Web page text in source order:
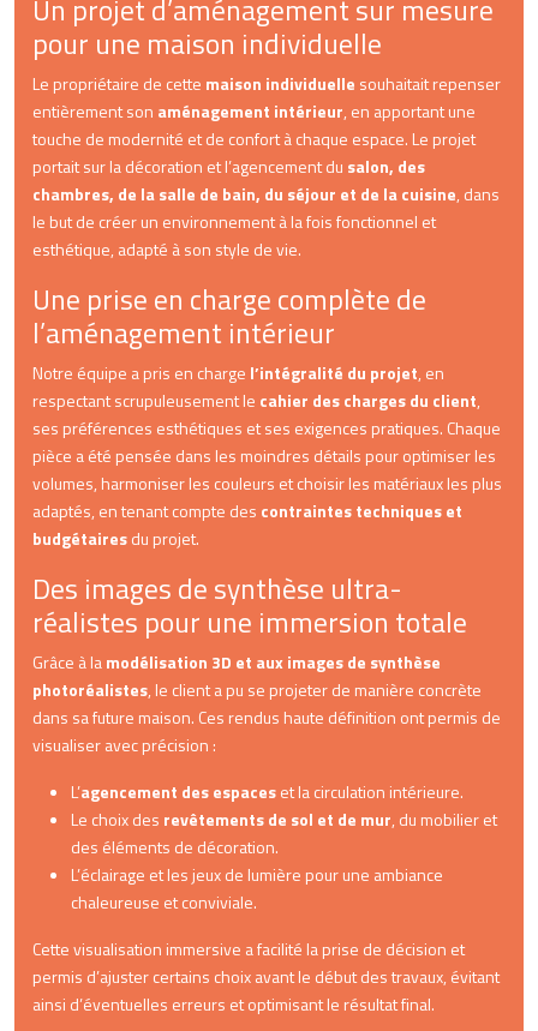
Un projet d’aménagement sur mesure
pour une maison individuelle
Le propriétaire de cette maison individuelle souhaitait repenser
entièrement son aménagement intérieur, en apportant une
touche de modernité et de confort à chaque espace. Le projet
portait sur la décoration et l’agencement du salon, des
chambres, de la salle de bain, du séjour et de la cuisine, dans
le but de créer un environnement à la fois fonctionnel et
esthétique, adapté à son style de vie.
Une prise en charge complète de
l’aménagement intérieur
Notre équipe a pris en charge l’intégralité du projet, en
respectant scrupuleusement le cahier des charges du client,
ses préférences esthétiques et ses exigences pratiques. Chaque
pièce a été pensée dans les moindres détails pour optimiser les
volumes, harmoniser les couleurs et choisir les matériaux les plus
adaptés, en tenant compte des contraintes techniques et
budgétairesdu projet.
Des images de synthèse ultra-
réalistes pour une immersion totale
Grâce à lamodélisation 3D et aux images de synthèse
photoréalistes, le client a pu se projeter de manière concrète
dans sa future maison. Ces rendus haute définition ont permis de
visualiser avec précision :
L’agencement des espaceset la circulation intérieure.
Le choix des revêtements de sol et de mur, du mobilier et
des éléments de décoration.
L’éclairage et les jeux de lumière pour une ambiance
chaleureuse et conviviale.
Cette visualisation immersive a facilité la prise de décision et
permis d’ajuster certains choix avant le début des travaux, évitant
ainsi d’éventuelles erreurs et optimisant le résultat final.